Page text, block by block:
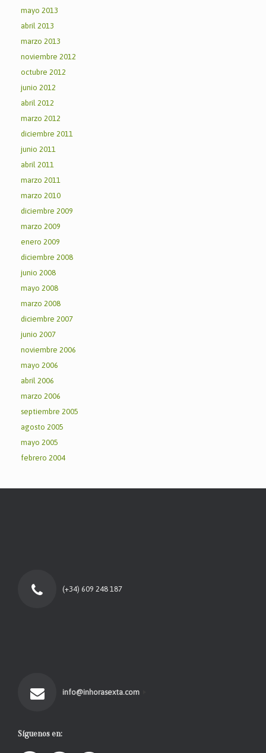
mayo 2013
abril 2013
marzo 2013
noviembre 2012
octubre 2012
junio 2012
abril 2012
marzo 2012
diciembre 2011
junio 2011
abril 2011
marzo 2011
marzo 2010
diciembre 2009
marzo 2009
enero 2009
diciembre 2008
junio 2008
mayo 2008
marzo 2008
diciembre 2007
junio 2007
noviembre 2006
mayo 2006
abril 2006
marzo 2006
septiembre 2005
agosto 2005
mayo 2005
febrero 2004
(+34) 609 248 187
info@inhorasexta.com
Síguenos en: